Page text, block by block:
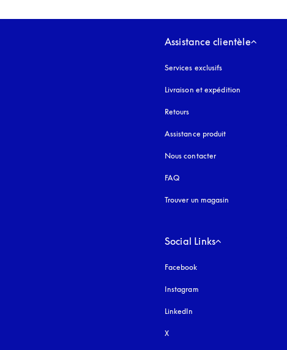
Assistance clientèle
Services exclusifs
Livraison et expédition
Retours
Assistance produit
Nous contacter
FAQ
Trouver un magasin
Social Links
Facebook
Instagram
LinkedIn
X